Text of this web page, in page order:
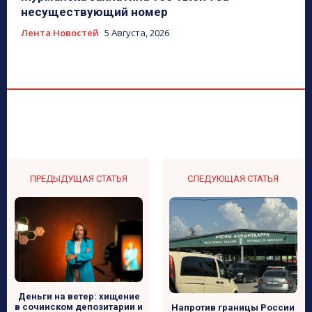
несуществующий номер
Лента Новостей 5 Августа, 2026
ПРЕДЫДУЩАЯ СТАТЬЯ
Деньги на ветер: хищение
в сочинском депозитарии и
СЛЕДУЮЩАЯ СТАТЬЯ
Напротив границы России